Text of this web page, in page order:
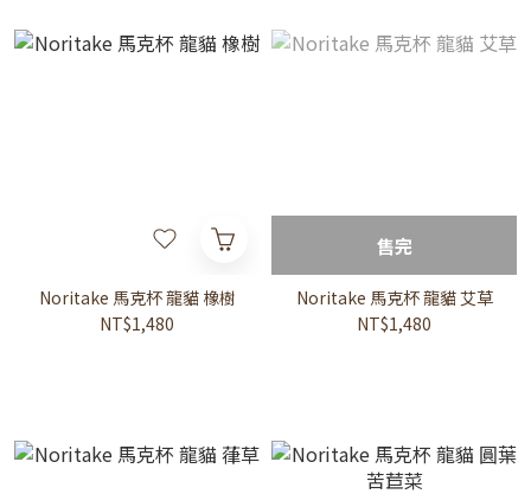
Noritake 馬克杯 龍貓 橡樹
NT$1,480
售完
Noritake 馬克杯 龍貓 艾草
NT$1,480